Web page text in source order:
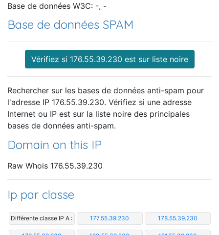
Base de données W3C: -, -
Base de données SPAM
Vérifiez si 176.55.39.230 est sur liste noire
Rechercher sur les bases de données anti-spam pour
l'adresse IP 176.55.39.230. Vérifiez si une adresse
Internet ou IP est sur la liste noire des principales
bases de données anti-spam.
Domain on this IP
Raw Whois 176.55.39.230
Ip par classe
Différente classe IP A : 177.55.39.230 178.55.39.230